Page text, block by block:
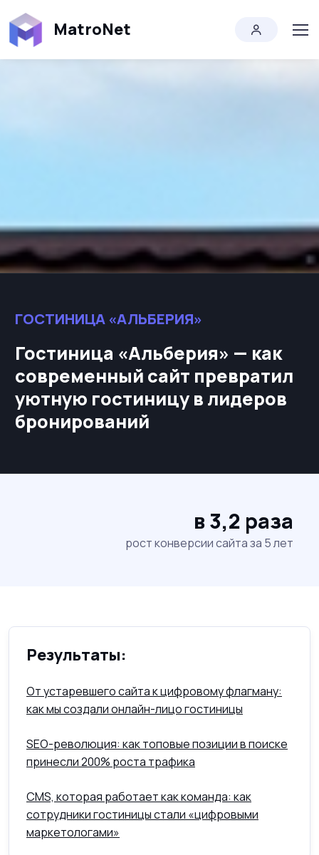
MatroNet
ГОСТИНИЦА «АЛЬБЕРИЯ»
Гостиница «Альберия» — как
современный сайт превратил
уютную гостиницу в лидеров
бронирований
в 3,2 раза
рост конверсии сайта за 5 лет
Результаты:
От устаревшего сайта к цифровому флагману:
как мы создали онлайн-лицо гостиницы
SEO-революция: как топовые позиции в поиске
принесли 200% роста трафика
CMS, которая работает как команда: как
сотрудники гостиницы стали «цифровыми
маркетологами»